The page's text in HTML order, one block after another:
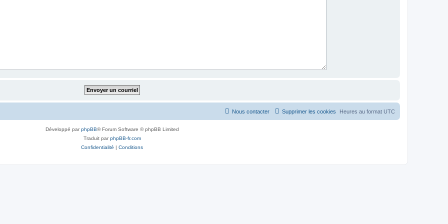
Heures au format UTC
Supprimer les cookies
Nous contacter
Développé parphpBB® Forum Software © phpBB Limited
Traduit parphpBB-fr.com
Confidentialité | Conditions